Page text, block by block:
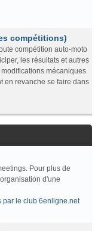
compétitions)
compétition auto-moto
les résultats et autres
mécaniques
en revanche se faire dans
Pour plus de
d'une
par le club 6enligne.net